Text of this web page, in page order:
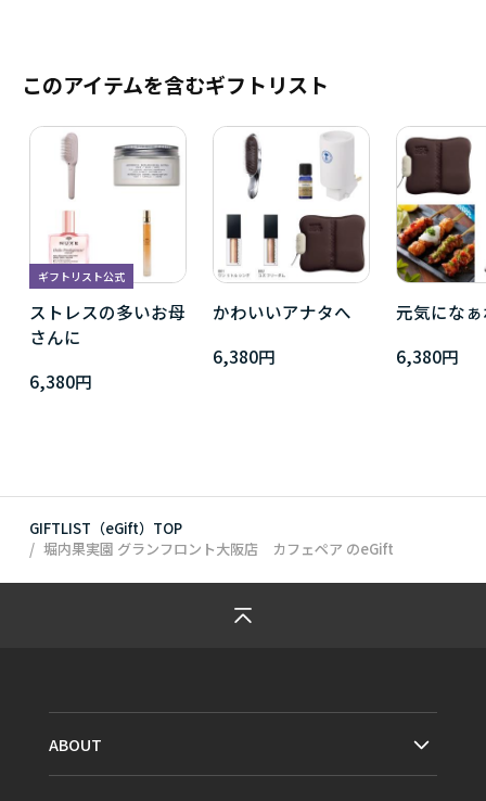
このアイテムを含むギフトリスト
ギフトリスト公式
ストレスの多いお母
さんに
6,380円
かわいいアナタへ
6,380円
元気にな
6,380円
GIFTLIST（eGift）TOP
堀内果実園 グランフロント大阪店 カフェペア のeGift
ABOUT